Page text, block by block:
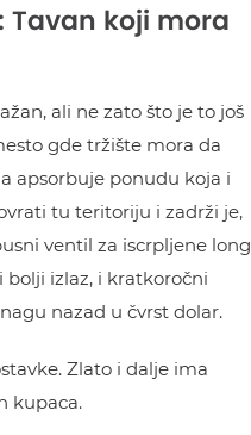
Tavan koji mora
ali ne zato što je to još
gde tržište mora da
apsorbuje ponudu koja i
tu teritoriju i zadrži je,
ventil za iscrpljene long
bolji izlaz, i kratkoročni
nazad u čvrst dolar.
Zlato i dalje ima
kupaca.